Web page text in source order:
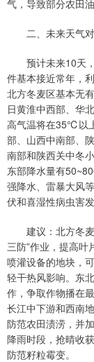
气，导致部分农田
二、未来天气对
预计未来10天，
件基本接近常年，
北方冬麦区基本无
日黄淮中西部、华
高气温将在35℃以
部、山西中南部、
南部和陕西关中冬
东部降水量有
强降水、雷暴大风
伏和喜湿性病虫害
建议：北方冬麦
三防”作业，提高
喷灌设备的地块，
轻干热风影响。东
作，争取作物播在
长江中下游和西南
防范农田渍涝，并
降雨时段，抢晴收
防范籽粒霉变。